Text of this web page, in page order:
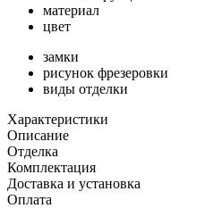
материал
цвет
замки
рисунок фрезеровки
виды отделки
Характеристики
Описание
Отделка
Комплектация
Доставка и установка
Оплата